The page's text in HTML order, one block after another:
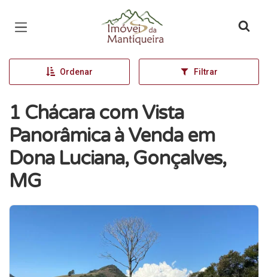
Página inicial
Ordenar Filtrar
1 Chácara com Vista
Panorâmica à Venda em
Dona Luciana, Gonçalves,
MG